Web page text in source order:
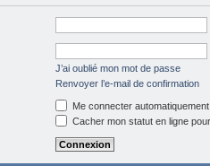
J’ai oublié mon mot de passe
Renvoyer l’e-mail de confirmation
Me connecter
Cacher mon statut en ligne